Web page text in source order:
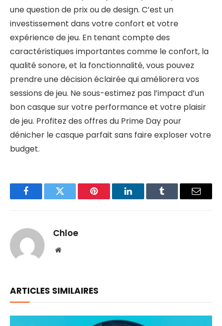
une question de prix ou de design. C’est un
investissement dans votre confort et votre
expérience de jeu. En tenant compte des
caractéristiques importantes comme le confort, la
qualité sonore, et la fonctionnalité, vous pouvez
prendre une décision éclairée qui améliorera vos
sessions de jeu. Ne sous-estimez pas l’impact d’un
bon casque sur votre performance et votre plaisir
de jeu. Profitez des offres du Prime Day pour
dénicher le casque parfait sans faire exploser votre
budget.
FacebookTwitter Pinterest LinkedInTumblr Email
Chloe
Website
ARTICLES SIMILAIRES